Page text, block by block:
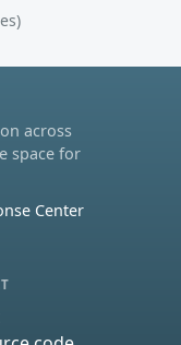
across
space for
Center